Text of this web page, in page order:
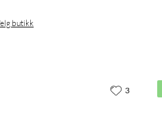
butikk
3